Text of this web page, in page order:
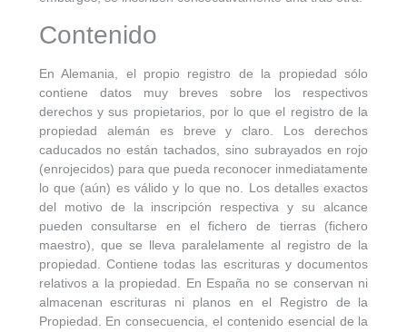
Contenido
En Alemania, el propio registro de la propiedad sólo
contiene datos muy breves sobre los respectivos
derechos y sus propietarios, por lo que el registro de la
propiedad alemán es breve y claro. Los derechos
caducados no están tachados, sino subrayados en rojo
(enrojecidos) para que pueda reconocer inmediatamente
lo que (aún) es válido y lo que no. Los detalles exactos
del motivo de la inscripción respectiva y su alcance
pueden consultarse en el fichero de tierras (fichero
maestro), que se lleva paralelamente al registro de la
propiedad. Contiene todas las escrituras y documentos
relativos a la propiedad. En España no se conservan ni
almacenan escrituras ni planos en el Registro de la
Propiedad. En consecuencia, el contenido esencial de la